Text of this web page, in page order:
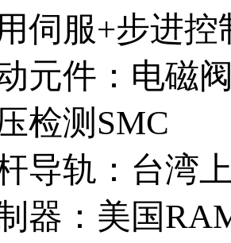
服+步进控
元件：电磁
检测SMC
导轨：台湾
器：美国